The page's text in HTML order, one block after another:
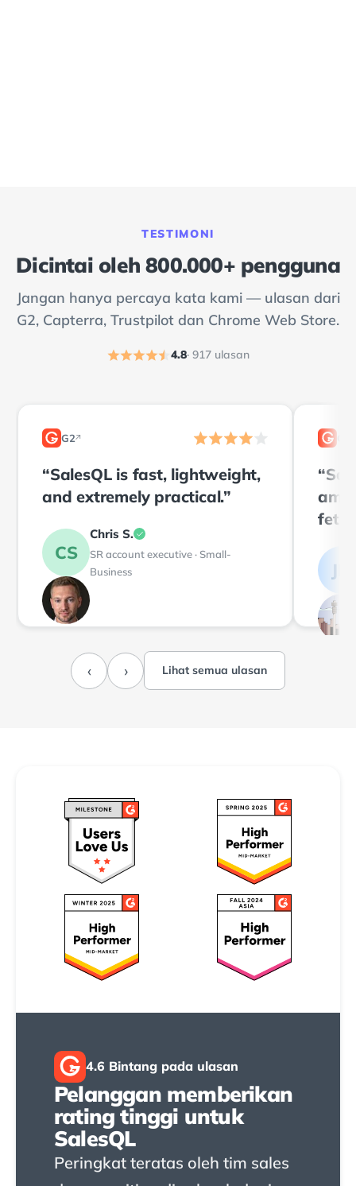
TESTIMONI
Dicintai oleh 800.000+ pengguna
Jangan hanya percaya kata kami — ulasan dari
G2, Capterra, Trustpilot dan Chrome Web Store.
4.8· 917 ulasan
2 G2↗
“SalesQL is fast, lightweight,
and extremely practical.”
CS
Chris S.
SR account executive · Small-
Business
2
JM
‹ › Lihat semua ulasan
2 4.6 Bintang pada ulasan
Pelanggan memberikan
rating tinggi untuk
SalesQL
Peringkat teratas oleh tim sales